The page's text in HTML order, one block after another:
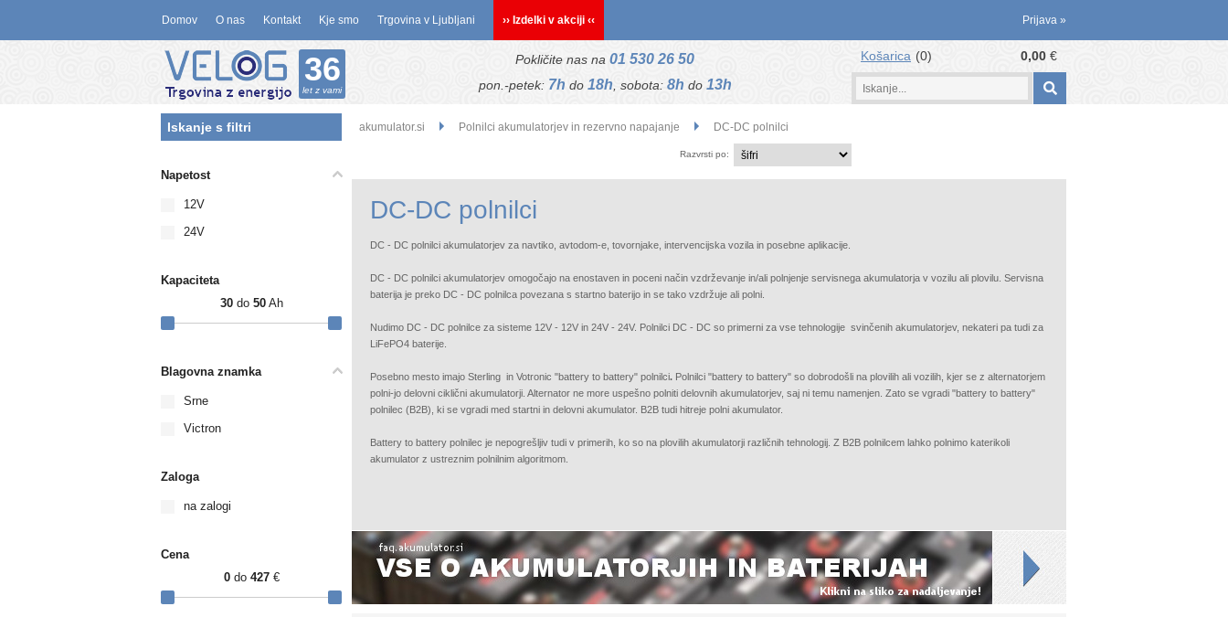
Domov O nas Kontakt Kje smo Trgovina v Ljubljani ›› Izdelki v akciji ‹‹ Prijava »
Košarica 0 0,00 €
36
let z vami
Pokličite nas na 01 530 26 50
pon.-petek: 7h do 18h , sobota: 8h do 13h
Iskanje s filtri
Napetost
12V
24V
Kapaciteta
30do 50Ah
Blagovna znamka
Srne
Victron
Zaloga
na zalogi
Cena
0do 427€
akumulator.si Polnilci akumulatorjev in rezervno napajanje DC-DC polnilci
Razvrsti po:
DC-DC polnilci
DC - DC polnilci akumulatorjev za navtiko, avtodom-e, tovornjake, intervencijska vozila in posebne aplikacije.
DC - DC polnilci akumulatorjev omogočajo na enostaven in poceni način vzdrževanje in/ali polnjenje servisnega akumulatorja v vozilu ali plovilu. Servisna
baterija je preko DC - DC polnilca povezana s startno baterijo in se tako vzdržuje ali polni.
Nudimo DC - DC polnilce za sisteme 12V - 12V in 24V - 24V. Polnilci DC - DC so primerni za vse tehnologije svinčenih akumulatorjev, nekateri pa tudi za
LiFePO4 baterije.
Posebno mesto imajo Sterling in Votronic "battery to battery" polnilci. Polnilci "battery to battery" so dobrodošli na plovilih ali vozilih, kjer se z alternatorjem
polni-jo delovni ciklični akumulatorji. Alternator ne more uspešno polniti delovnih akumulatorjev, saj ni temu namenjen. Zato se vgradi "battery to battery"
polnilec (B2B), ki se vgradi med startni in delovni akumulator. B2B tudi hitreje polni akumulator.
Battery to battery polnilec je nepogrešljiv tudi v primerih, ko so na plovilih akumulatorji različnih tehnologij. Z B2B polnilcem lahko polnimo katerikoli
akumulator z ustreznim polnilnim algoritmom.